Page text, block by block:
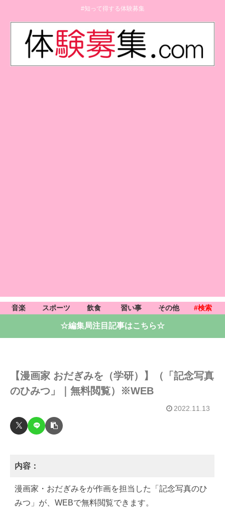
#知って得する体験募集
音楽 スポーツ 飲食 習い事 その他 #検索
☆編集局注目記事はこちら☆
【漫画家 おだぎみを（学研）】（「記念写真
のひみつ」｜無料閲覧）※WEB
2022.11.13
内容：
漫画家・おだぎみをが作画を担当した「記念写真のひ
みつ」が、WEBで無料閲覧できます。